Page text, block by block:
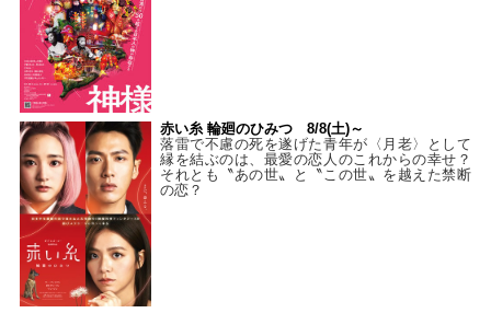
赤い糸 輪廻のひみつ 8/8(土)～
落雷で不慮の死を遂げた青年が〈月老〉として
縁を結ぶのは、最愛の恋人のこれからの幸せ？
それとも〝あの世〟と〝この世〟を越えた禁断
の恋？